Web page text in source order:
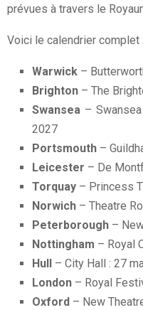
prévues à travers le
Voici le calendrier complet :
Warwick –
Brighton – The
Swansea –
2027
Portsmouth –
Leicester – De
Torquay – Princess
Norwich – Theatre
Peterborough –
Nottingham – Royal
Hull – City Hall : 27
London – Royal
Oxford – New